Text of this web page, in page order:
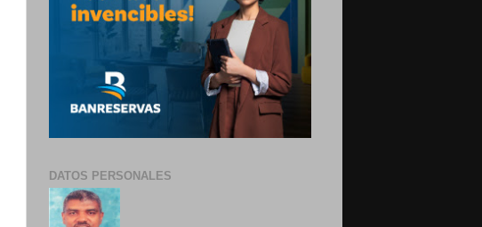
DATOS PERSONALES